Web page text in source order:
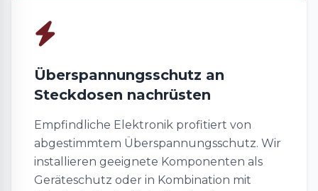
Überspannungsschutz an
Steckdosen nachrüsten
Empfindliche Elektronik profitiert von
abgestimmtem Überspannungsschutz. Wir
installieren geeignete Komponenten als
Geräteschutz oder in Kombination mit